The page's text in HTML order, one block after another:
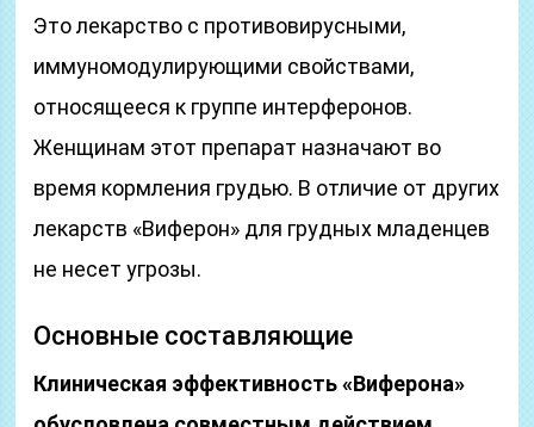
Это лекарство с противовирусными,
иммуномодулирующими свойствами,
относящееся к группе интерферонов.
Женщинам этот препарат назначают во
время кормления грудью. В отличие от других
лекарств «Виферон» для грудных младенцев
не несет угрозы.
Основные составляющие
Клиническая эффективность «Виферона»